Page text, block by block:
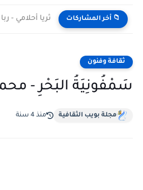
📁 أخر المشاركات ثريا أحلامي -
ثقافة وفنون
سَمْفُونِيَةُ البَحْرِ -
مجلة بويب الثقافية منذ 4 سنة